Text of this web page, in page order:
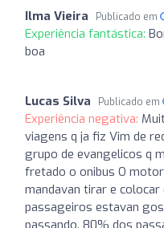
Ilma Vieira Publicado em
Experiência fantástica:
boa
Lucas Silva Publicado em
Experiência negativa:
viagens q ja fiz Vim de
grupo de evangelicos q
fretado o onibus O
mandavan tirar e
passageiros estavan
passando. 80% dos